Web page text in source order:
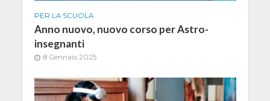
PER LA SCUOLA
Anno nuovo, nuovo corso per Astro-
insegnanti
8 Gennaio 2025